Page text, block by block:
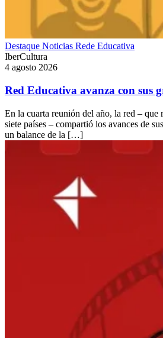
Destaque Noticias Rede Educativa
IberCultura
4 agosto 2026
Red Educativa avanza con sus
En la cuarta reunión del año, la red – que
siete países – compartió los avances de
un balance de la […]